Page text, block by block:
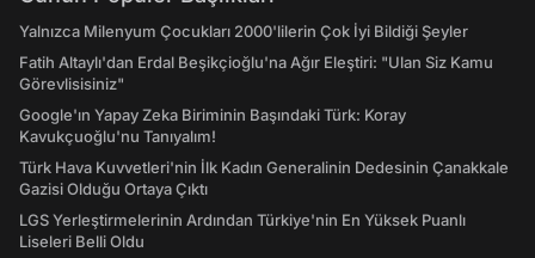
Yalnızca Milenyum Çocukları 2000'lilerin Çok İyi Bildiği Şeyler
Fatih Altaylı'dan Erdal Beşikçioğlu'na Ağır Eleştiri: "Ulan Siz Kamu
Görevlisisiniz"
Google'ın Yapay Zeka Biriminin Başındaki Türk: Koray
Kavukçuoğlu'nu Tanıyalım!
Türk Hava Kuvvetleri'nin İlk Kadın Generalinin Dedesinin Çanakkale
Gazisi Olduğu Ortaya Çıktı
LGS Yerleştirmelerinin Ardından Türkiye'nin En Yüksek Puanlı
Liseleri Belli Oldu